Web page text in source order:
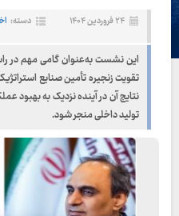
۲۴ فروردین ۱۴۰۴ دسته:
این نشست به‌عنوان گامی مهم در
تقویت زنجیره تأمین صنایع
نتایج آن در آینده نزدیک به بهبود
تولید داخلی منجر شود.